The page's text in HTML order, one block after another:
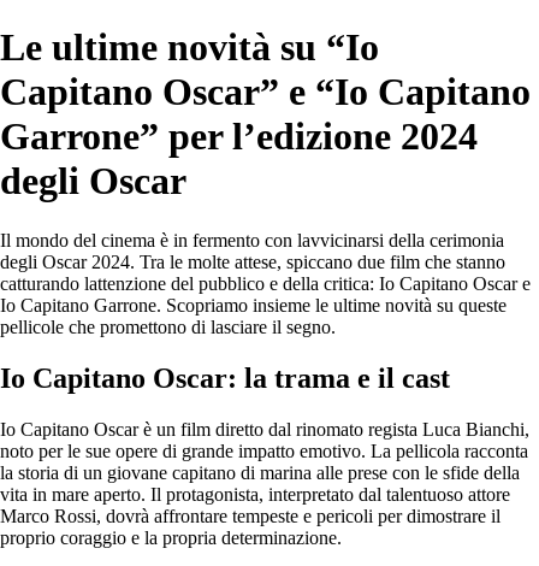
Le ultime novità su “Io
Capitano Oscar” e “Io Capitano
Garrone” per l’edizione 2024
degli Oscar
Il mondo del cinema è in fermento con lavvicinarsi della cerimonia
degli Oscar 2024. Tra le molte attese, spiccano due film che stanno
catturando lattenzione del pubblico e della critica: Io Capitano Oscar e
Io Capitano Garrone. Scopriamo insieme le ultime novità su queste
pellicole che promettono di lasciare il segno.
Io Capitano Oscar: la trama e il cast
Io Capitano Oscar è un film diretto dal rinomato regista Luca Bianchi,
noto per le sue opere di grande impatto emotivo. La pellicola racconta
la storia di un giovane capitano di marina alle prese con le sfide della
vita in mare aperto. Il protagonista, interpretato dal talentuoso attore
Marco Rossi, dovrà affrontare tempeste e pericoli per dimostrare il
proprio coraggio e la propria determinazione.